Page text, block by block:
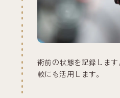
術前の状態を記録しま
較にも活用します。